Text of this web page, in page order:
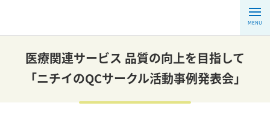
MENU
医療関連サービス 品質の向上を目指して
「ニチイのQCサークル活動事例発表会」